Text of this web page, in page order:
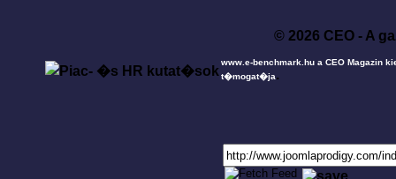
© 2026 CEO - A
www.e-benchmark.hu a CEO Magazin
t�mogat�ja.